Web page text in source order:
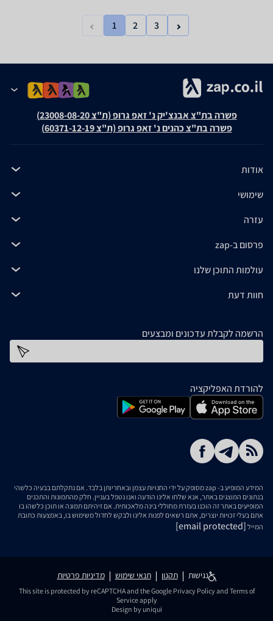
1 2 3
פשרה בת"צ אבנצ'יק נ' זאפ גרופ (ת"צ 23008-08-20)
פשרה בת"צ כהנים נ' זאפ גרופ (ת"צ 60371-12-19)
אודות
שימושי
עזרה
פרסום ב-zap
עולמות התוכן שלנו
חוות דעת
הרשמה לקבלת עדכונים ומבצעים
להורדת האפליקציה
המידע המופיע ב- zap מסופק על ידי החנויות עצמן ובאחריותן בלבד. אם נתקלתם בבעיה כלשהי
בנתונים המוצגים באתר, אנא שלחו אלינו הודעה ואנו נטפל בעניין. חלק מהתמונות והתכנים
המופיעים באתר זה הוכנו בעזרת מחוללי בינה מלאכותית. אם זיהיתם תמונה או תוכן כלשהו בו
אתם בעלי זכויות יוצרים, אתם רשאים לפנות אלינו ולבקש לחדול משימוש בו, באמצעות כתובת
המייל [email protected]
נגישות תקנון תנאי שימוש מדיניות פרטיות
This site is protected by reCAPTCHA and the Google Privacy Policyand Terms of
Serviceapply
Design by uniqui